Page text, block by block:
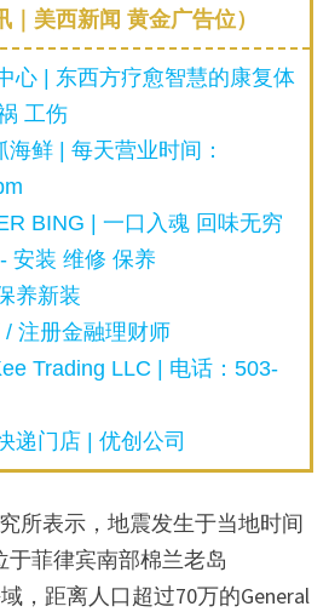
美西新闻 黄金广告位）
心 | 东西方疗愈智慧的康复体
工伤
海鲜 | 每天营业时间：
BING | 一口入魂 回味无穷
安装 维修 保养
养新装
注册金融理财师
Trading LLC | 电话：503-
递门店 | 优创公司
所表示，地震发生于当地时间
于菲律宾南部棉兰老岛
，距离人口超过70万的General